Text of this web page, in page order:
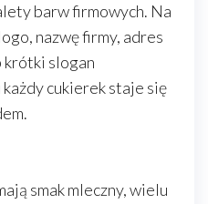
barw firmowych. Na
nazwę firmy, adres
slogan
cukierek staje się
smak mleczny, wielu